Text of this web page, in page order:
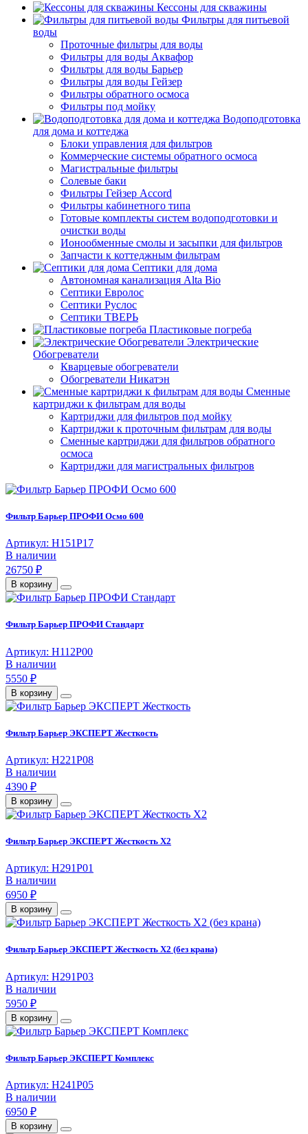
Кессоны для скважины
Фильтры для питьевой
воды
Проточные фильтры для воды
Фильтры для воды Аквафор
Фильтры для воды Барьер
Фильтры для воды Гейзер
Фильтры обратного осмоса
Фильтры под мойку
Водоподготовка
для дома и коттеджа
Блоки управления для фильтров
Коммерческие системы обратного осмоса
Магистральные фильтры
Солевые баки
Фильтры Гейзер Accord
Фильтры кабинетного типа
Готовые комплекты систем водоподготовки и
очистки воды
Ионообменные смолы и засыпки для фильтров
Запчасти к коттеджным фильтрам
Септики для дома
Автономная канализация Alta Bio
Септики Евролос
Септики Руслос
Септики ТВЕРЬ
Пластиковые погреба
Электрические
Обогреватели
Кварцевые обогреватели
Обогреватели Никатэн
Сменные
картриджи к фильтрам для воды
Картриджи для фильтров под мойку
Картриджи к проточным фильтрам для воды
Сменные картриджи для фильтров обратного
осмоса
Картриджи для магистральных фильтров
Фильтр Барьер ПРОФИ Осмо 600
Артикул: Н151Р17
В наличии
26750 ₽
В корзину
Фильтр Барьер ПРОФИ Стандарт
Артикул: Н112Р00
В наличии
5550 ₽
В корзину
Фильтр Барьер ЭКСПЕРТ Жесткость
Артикул: Н221Р08
В наличии
4390 ₽
В корзину
Фильтр Барьер ЭКСПЕРТ Жесткость Х2
Артикул: Н291Р01
В наличии
6950 ₽
В корзину
Фильтр Барьер ЭКСПЕРТ Жесткость Х2 (без крана)
Артикул: Н291Р03
В наличии
5950 ₽
В корзину
Фильтр Барьер ЭКСПЕРТ Комплекс
Артикул: Н241Р05
В наличии
6950 ₽
В корзину